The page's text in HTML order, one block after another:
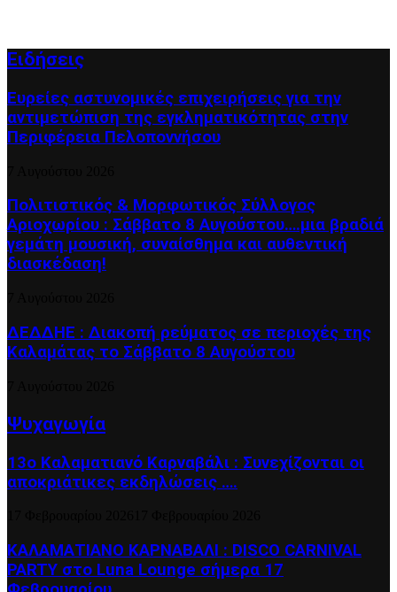
Ειδήσεις
Ευρείες αστυνομικές επιχειρήσεις για την
αντιμετώπιση της εγκληματικότητας στην
Περιφέρεια Πελοποννήσου
Πολιτιστικός & Μορφωτικός Σύλλογος
Αριοχωρίου : Σάββατο 8 Αυγούστου….μια βραδιά
γεμάτη μουσική, συναίσθημα και αυθεντική
διασκέδαση!
ΔΕΔΔΗΕ : Διακοπή ρεύματος σε περιοχές της
Καλαμάτας το Σάββατο 8 Αυγούστου
Ψυχαγωγία
13ο Καλαματιανό Καρναβάλι : Συνεχίζονται οι
αποκριάτικες εκδηλώσεις ….
ΚΑΛΑΜΑΤΙΑΝΟ ΚΑΡΝΑΒΑΛΙ : DISCO CARNIVAL
PARTY στο Luna Lounge σήμερα 17